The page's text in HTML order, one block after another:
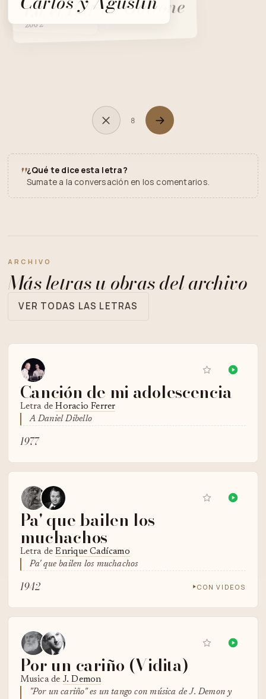
En el Bar de Gattone
2002
Avelino
8
"¿Qué te dice esta letra?
Sumate a la conversación en los comentarios.
ARCHIVO
Más letras u obras del archivo
VER TODAS LAS LETRAS
Canción de mi adolescencia
Letra deHoracio Ferrer
A Daniel Dibello
1977
Pa' que bailen los
muchachos
Letra deEnrique Cadícamo
Pa' que bailen los muchachos
1942 CON VIDEOS
Por un cariño (Vidita)
Musica de J. Demon
"Por un cariño" es un tango con música de J. Demon y